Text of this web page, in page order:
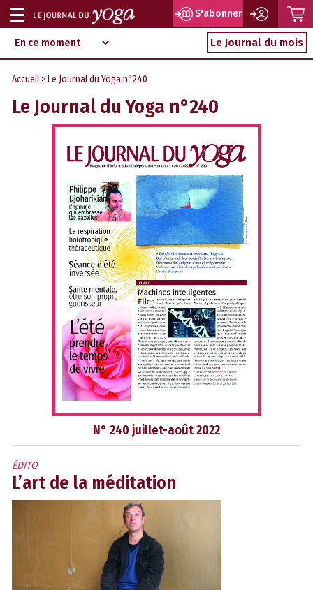
Aller
au
contenu
d‘information
indépendant
Afficher
ou
masquer
navigation
S'abonner
Le Journal du mois
Accueil > Le Journal du Yoga n°240
Le Journal du Yoga n°240
N° 240 juillet-août 2022
ÉDITO
L’art de la méditation